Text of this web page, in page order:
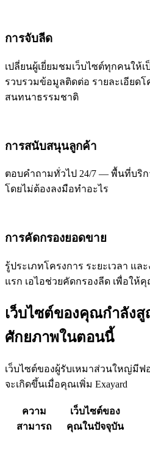
การจับลีด
เปลี่ยนผู้เยี่ยมชมเว็บไซต์ทุกคนให้เ
รวบรวมข้อมูลติดต่อ รายละเอียด
สนทนาธรรมชาติ
การสนับสนุนลูกค้า
ตอบคำถามทั่วไป 24/7 — พื้นที่บริ
โดยไม่ต้องลงมือทำอะไร
การคัดกรองยอดขาย
รู้ประเภทโครงการ ระยะเวลา แ
แรก เอไอช่วยคัดกรองลีด เพื่อให้
เว็บไซต์ของคุณกำลัง
ศักยภาพในตอนนี้
เว็บไซต์ของผู้รับเหมาส่วนใหญ่มี
จะเกิดขึ้นเมื่อคุณเพิ่ม Exayard
ความ
สามารถ
เว็บไซต์ของ
คุณในปัจจุบัน